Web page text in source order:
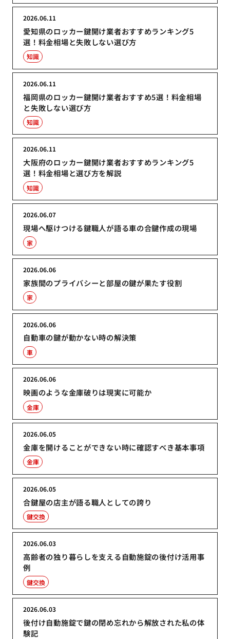
愛知県のロッカー鍵開け業者おすすめランキング5
選！料金相場と失敗しない選び方
2026.06.11
知識
福岡県のロッカー鍵開け業者おすすめ5選！料金相場
と失敗しない選び方
2026.06.11
知識
大阪府のロッカー鍵開け業者おすすめランキング5
選！料金相場と選び方を解説
2026.06.11
知識
現場へ駆けつける鍵職人が語る車の合鍵作成の現場
2026.06.07
家
家族間のプライバシーと部屋の鍵が果たす役割
2026.06.06
家
自動車の鍵が動かない時の解決策
2026.06.06
車
映画のような金庫破りは現実に可能か
2026.06.06
金庫
金庫を開けることができない時に確認すべき基本事項
2026.06.05
金庫
合鍵屋の店主が語る職人としての誇り
2026.06.05
鍵交換
高齢者の独り暮らしを支える自動施錠の後付け活用事
例
2026.06.03
鍵交換
後付け自動施錠で鍵の閉め忘れから解放された私の体
験記
2026.06.03